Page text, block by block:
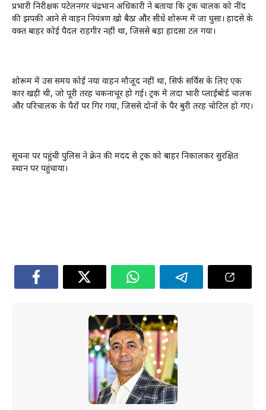
प्रभारी निरीक्षक पटेलनगर चंद्रभान अधिकारी ने बताया कि ट्रक चालक को नींद
की झपकी आने से वाहन नियंत्रण खो बैठा और सीधे शोरूम में जा घुसा। हादसे के
वक्त बाहर कोई पैदल राहगीर नहीं था, जिससे बड़ा हादसा टल गया।
शोरूम में उस समय कोई नया वाहन मौजूद नहीं था, सिर्फ सर्विस के लिए एक
कार खड़ी थी, जो पूरी तरह चकनाचूर हो गई। ट्रक में लदा भारी प्लाईबोर्ड चालक
और परिचालक के पैरों पर गिर गया, जिससे दोनों के पैर बुरी तरह चोटिल हो गए।
सूचना पर पहुंची पुलिस ने क्रेन की मदद से ट्रक को बाहर निकालकर सुरक्षित
स्थान पर पहुंचाया।